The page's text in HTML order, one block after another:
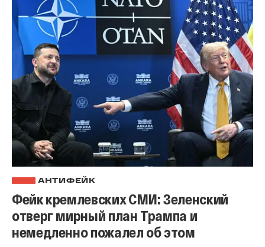
АНТИФЕЙК
Фейк кремлевских СМИ: Зеленский
отверг мирный план Трампа и
немедленно пожалел об этом